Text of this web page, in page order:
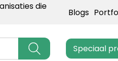
die
Blogs
Speciaal